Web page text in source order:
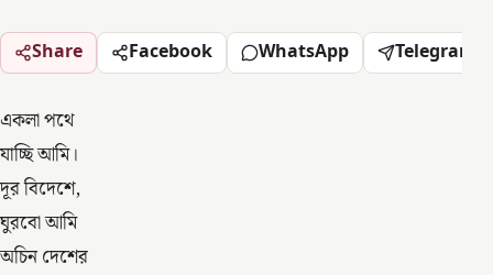
Share Facebook WhatsApp Telegram
একলা পথে
যাচ্ছি আমি।
দূর বিদেশে,
ঘুরবো আমি
অচিন দেশের